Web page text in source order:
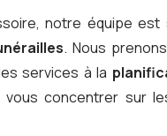
, notre équipe est
. Nous
services à la
concentrer sur